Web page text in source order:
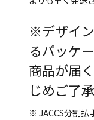
※デザイ
るパッケ
商品が届
じめご了
※ JACCS分割払